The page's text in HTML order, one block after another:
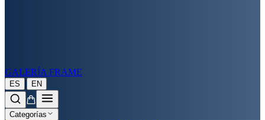
GALERÍA FRAME
ES | EN
Categorías